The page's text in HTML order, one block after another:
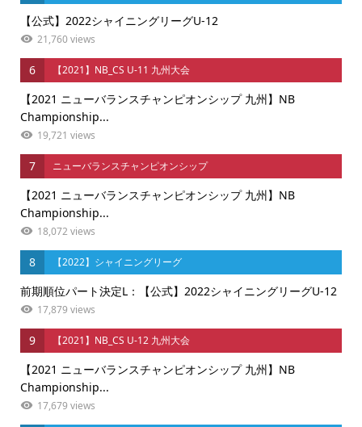
【公式】2022シャイニングリーグU-12
21,760 views
6 【2021】NB_CS U-11 九州大会
【2021 ニューバランスチャンピオンシップ 九州】NB
Championship...
19,721 views
7 ニューバランスチャンピオンシップ
【2021 ニューバランスチャンピオンシップ 九州】NB
Championship...
18,072 views
8 【2022】シャイニングリーグ
前期順位パート決定L：【公式】2022シャイニングリーグU-12
17,879 views
9 【2021】NB_CS U-12 九州大会
【2021 ニューバランスチャンピオンシップ 九州】NB
Championship...
17,679 views